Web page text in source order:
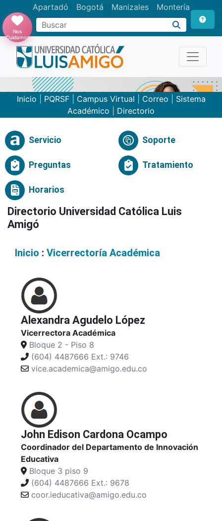
Apartadó Bogotá Manizales Montería
Buscar
Nos
Cuidamos
Inicio PQRSF| Campus Virtual Correo
Sistema
Académico
Directorio
Servicio Soporte
Preguntas Tratamiento
Horarios
Directorio Universidad Católica Luis
Amigó
Inicio : Vicerrectoría Académica
Alexandra Agudelo López
Vicerrectora Académica
Bloque 2 - Piso 8
(604) 4487666 Ext.: 9746
vice.academica@amigo.edu.co
John Edison Cardona Ocampo
Coordinador del Departamento de Innovación
Educativa
Bloque 3 piso 9
(604) 4487666 Ext.: 9678
coor.ieducativa@amigo.edu.co